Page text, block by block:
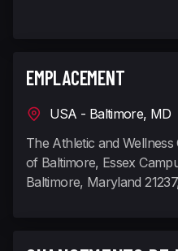
EMPLACEMENT
USA - Baltimore, MD
The Athletic and
of Baltimore, Essex
Baltimore, Maryland